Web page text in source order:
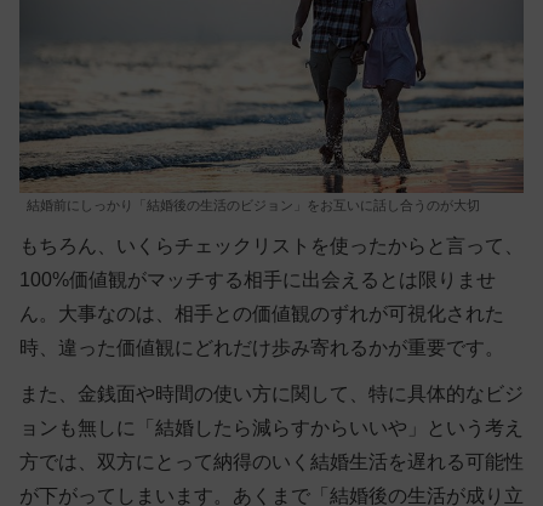
結婚前にしっかり「結婚後の生活のビジョン」をお互いに話し合うのが大切
もちろん、いくらチェックリストを使ったからと言って、
100%価値観がマッチする相手に出会えるとは限りませ
ん。大事なのは、 相手との価値観のずれが可視化された
時、違った価値観にどれだけ歩み寄れるかが重要です。
また、金銭面や時間の使い方に関して、特に具体的なビジ
ョンも無しに「結婚したら減らすからいいや」という考え
方では、双方にとって納得のいく結婚生活を遅れる可能性
が下がってしまいます。あくまで 「結婚後の生活が成り立